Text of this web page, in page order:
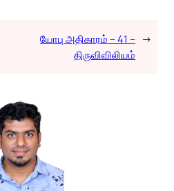
யோபு அதிகாரம் – 41 –
திருவிவிலியம்
→